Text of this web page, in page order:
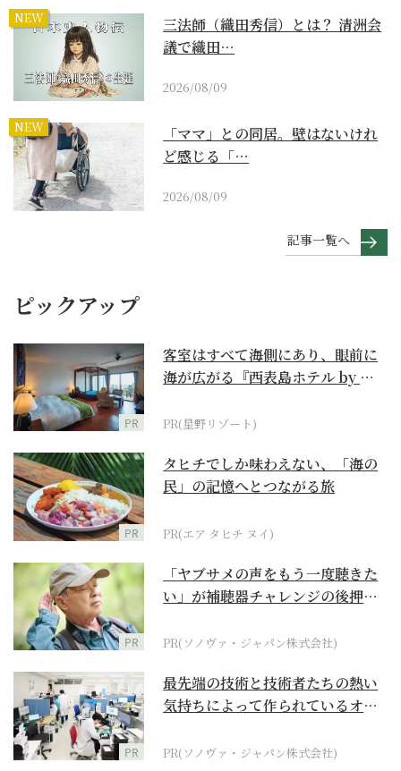
NEW
三法師（織田秀信）とは？ 清洲会
議で織田…
2026/08/09
NEW
「ママ」との同居。壁はないけれ
ど感じる「…
2026/08/09
記事一覧へ
ピックアップ
PR
客室はすべて海側にあり、眼前に
海が広がる『西表島ホテル by 星
PR(星野リゾート)
PR
タヒチでしか味わえない、「海の
民」の記憶へとつながる旅
PR(エア タヒチ ヌイ)
PR
「ヤブサメの声をもう一度聴きた
い」が補聴器チャレンジの後押し
PR(ソノヴァ・ジャパン株式会社)
PR
最先端の技術と技術者たちの熱い
気持ちによって作られているオー
PR(ソノヴァ・ジャパン株式会社)